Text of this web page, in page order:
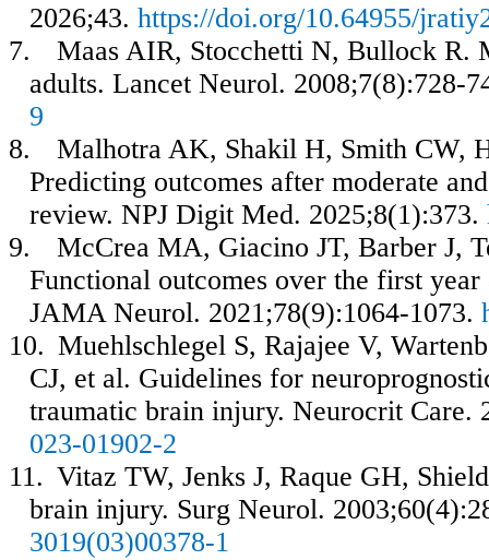
2026;43. https://doi.org/10.64955/
7.
Maas AIR, Stocchetti N, Bullock R.
adults. Lancet Neurol. 2008;7(8):728-
9
8.
Malhotra AK, Shakil H, Smith CW,
Predicting outcomes after moderate
review. NPJ Digit Med. 2025;8(1):373.
9.
McCrea MA, Giacino JT, Barber J,
Functional outcomes over the first
JAMA Neurol. 2021;78(9):1064-1073.
10. Muehlschlegel S, Rajajee V,
CJ, et al. Guidelines for
traumatic brain injury. Neurocrit Care.
023-01902-2
11. Vitaz TW, Jenks J, Raque GH,
brain injury. Surg Neurol.
3019(03)00378-1